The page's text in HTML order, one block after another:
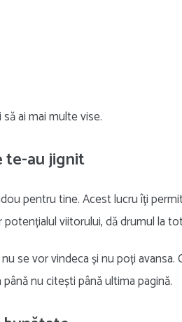
ai mai multe vise.
te-au jignit
pentru tine. Acest lucru îți
viitorului, dă drumul la
se vor vindeca și nu poți
nu citești până ultima pagină.